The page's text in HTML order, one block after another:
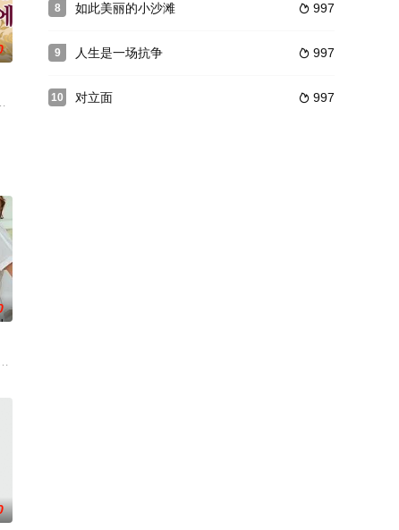
自称傻子的家人陆续
年，影片既宏大又细腻，镜头优雅且饱含个人情感，让人联想到电影史上
威士忌公司。他的妻子卡纳也是专务兼备，一直支持丈夫，但父亲对儿子
可的才华。他们来自不同的地方，却有一个共同的愿望“出
变成了一场绝望的狂飙，彻底脱离掌控并彻底改变了命运。但在这里他们
action in "Kiss/Kiss"? Here'
8  997
如此美丽的小沙滩
9  997
人生是一场抗争
10  997
对立面